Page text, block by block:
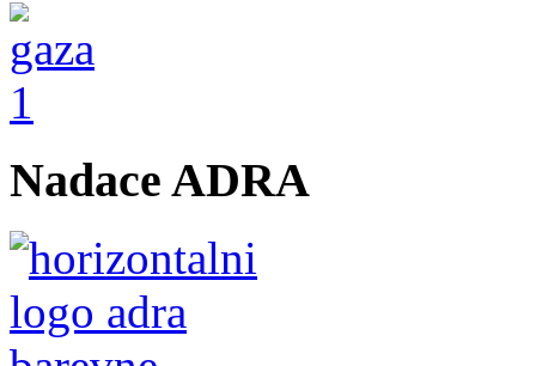
Nadace ADRA